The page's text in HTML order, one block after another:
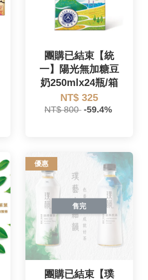
團購已結束【統
一】陽光無加糖豆
奶250mlx24瓶/箱
NT$ 325
NT$ 800 -59.4%
優惠
售完
團購已結束【璞